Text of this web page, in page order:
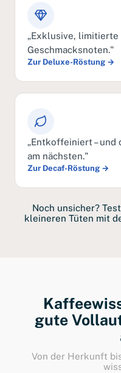
„Exklusive,
Geschmacksnoten."
Zur Deluxe-Röstung →
„Entkoffeiniert – und
am nächsten."
Zur Decaf-Röstung →
Noch unsicher?
kleineren Tüten mit
gute
Von der Herkunft